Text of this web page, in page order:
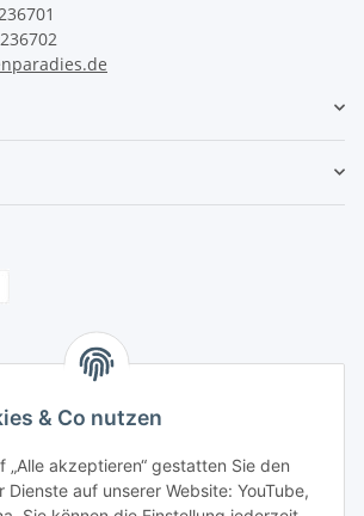
& Co nutzen
„Alle akzeptieren“ gestatten Sie den
Dienste auf unserer Website: YouTube,